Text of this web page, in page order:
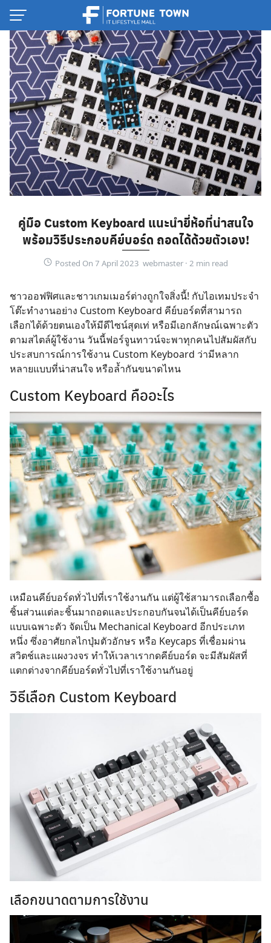
Skip
content
English
คู่มือ Custom Keyboard แนะนำยี่ห้อที่น่าสนใจ
พร้อมวิธีประกอบคีย์บอร์ด ถอดได้ด้วยตัวเอง!
Posted On 7 April 2023 webmaster ·
ชาวออฟฟิศและชาวเกมเมอร์ต่างถูกใจสิ่งนี้! กับไอเทมประจำ
โต๊ะทำงานอย่าง Custom Keyboard คีย์บอร์ดที่สามารถ
เลือกได้ด้วยตนเองให้มีดีไซน์สุดเท่ หรือมีเอกลักษณ์เฉพาะตัว
ตามสไตล์ผู้ใช้งาน วันนี้ฟอร์จูนทาวน์จะพาทุกคนไปสัมผัสกับ
ประสบการณ์การใช้งาน Custom Keyboard ว่ามีหลาก
หลายแบบที่น่าสนใจ หรือล้ำกันขนาดไหน
Custom Keyboard คืออะไร
เหมือนคีย์บอร์ดทั่วไปที่เราใช้งานกัน แต่ผู้ใช้สามารถเลือกซื้อ
ชิ้นส่วนแต่ละชิ้นมาถอดและประกอบกันจนได้เป็นคีย์บอร์ด
แบบเฉพาะตัว จัดเป็น Mechanical Keyboard อีกประเภท
หนึ่ง ซึ่งอาศัยกลไกปุ่มตัวอักษร หรือ Keycaps ที่เชื่อมผ่าน
สวิตช์และแผงวงจร ทำให้เวลาเรากดคีย์บอร์ด จะมีสัมผัสที่
แตกต่างจากคีย์บอร์ดทั่วไปที่เราใช้งานกันอยู่
วิธีเลือก Custom Keyboard
เลือกขนาดตามการใช้งาน